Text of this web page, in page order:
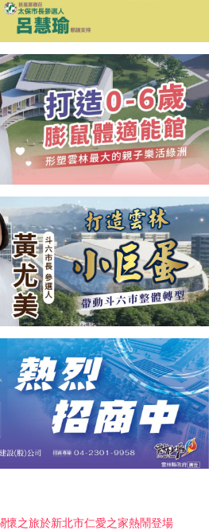
懷之旅於新北市仁愛之家熱鬧登場